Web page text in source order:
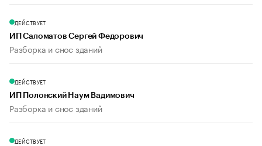
ДЕЙСТВУЕТ
ИП Саломатов Сергей Федорович
Разборка и снос зданий
ДЕЙСТВУЕТ
ИП Полонский Наум Вадимович
Разборка и снос зданий
ДЕЙСТВУЕТ